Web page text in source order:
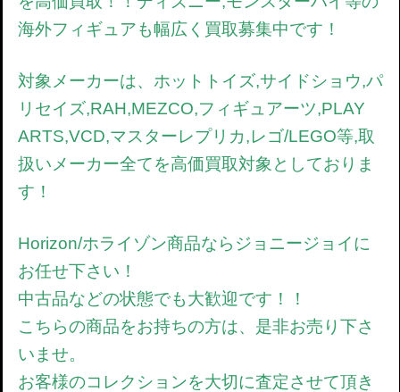
海外フィギュアも幅広く買取募集中です！
対象メーカーは、ホットトイズ,サイドショウ,パ
リセイズ,RAH,MEZCO,フィギュアーツ,PLAY
ARTS,VCD,マスターレプリカ,レゴ/LEGO等,取
扱いメーカー全てを高価買取対象としておりま
す！
Horizon/ホライゾン商品ならジョニージョイに
お任せ下さい！
中古品などの状態でも大歓迎です！！
こちらの商品をお持ちの方は、是非お売り下さ
いませ。
お客様のコレクションを大切に査定させて頂き